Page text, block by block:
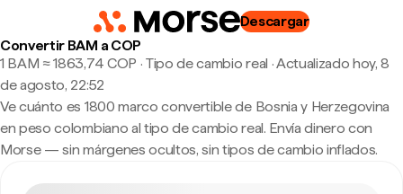
Descargar
Convertir BAM a COP
1 BAM ≈ 1863,74 COP · Tipo de cambio real ·Actualizado hoy, 8
de agosto, 22:52
Ve cuánto es 1800 marco convertible de Bosnia y Herzegovina
en peso colombiano al tipo de cambio real. Envía dinero con
Morse — sin márgenes ocultos, sin tipos de cambio inflados.